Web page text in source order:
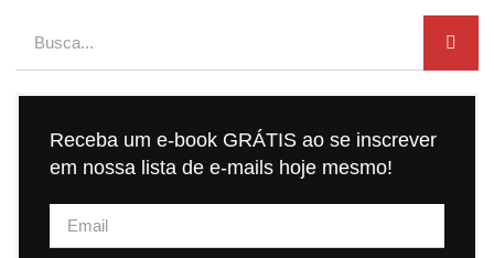
Receba um e-book GRÁTIS ao se inscrever
em nossa lista de e-mails hoje mesmo!